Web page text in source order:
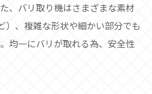
、バリ取り機はさまざまな素材
）、複雑な形状や細かい部分でも
均一にバリが取れる為、安全性